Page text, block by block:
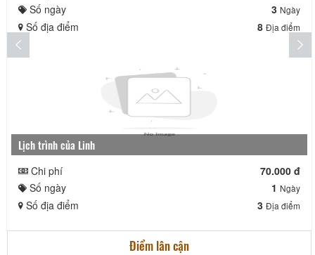
Số ngày
3 Ngày
Số địa điểm 8 Địa điểm
Lịch trình của Linh
Chi phí
70.000 đ
Số ngày
1 Ngày
Số địa điểm 3 Địa điểm
Điểm lân cận